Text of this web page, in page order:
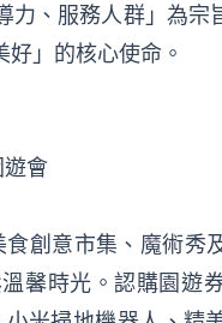
、服務人群」為宗
」的核心使命。
會
創意市集、魔術秀
馨時光。認購園遊